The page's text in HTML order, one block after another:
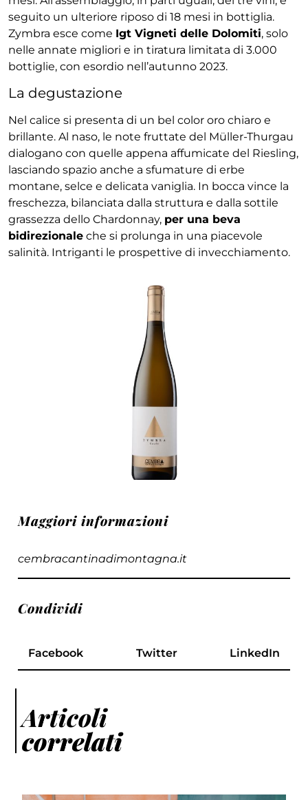
seguito un ulteriore riposo di 18 mesi in bottiglia.
Zymbra esce come Igt Vigneti delle Dolomiti, solo
nelle annate migliori e in tiratura limitata di 3.000
bottiglie, con esordio nell’autunno 2023.
La degustazione
Nel calice si presenta di un bel color oro chiaro e
brillante. Al naso, le note fruttate del Müller-Thurgau
dialogano con quelle appena affumicate del Riesling,
lasciando spazio anche a sfumature di erbe
montane, selce e delicata vaniglia. In bocca vince la
freschezza, bilanciata dalla struttura e dalla sottile
grassezza dello Chardonnay, per una beva
bidirezionale che si prolunga in una piacevole
salinità. Intriganti le prospettive di invecchiamento.
Maggiori informazioni
cembracantinadimontagna.it
Condividi
Facebook Twitter LinkedIn
Articoli
correlati